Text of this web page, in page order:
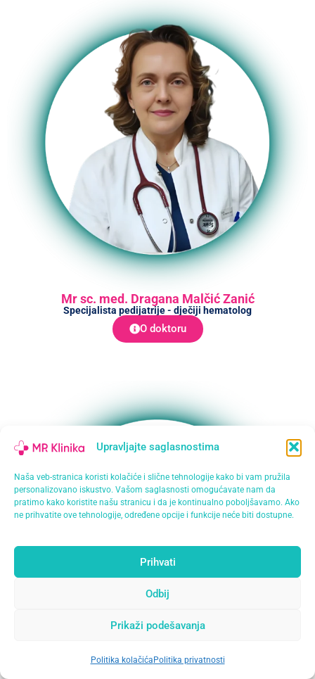
Upravljajte saglasnostima
Naša veb-stranica koristi kolačiće i slične tehnologije kako bi vam pružila
personalizovano iskustvo. Vašom saglasnosti omogućavate nam da
pratimo kako koristite našu stranicu i da je kontinualno poboljšavamo. Ako
ne prihvatite ove tehnologije, određene opcije i funkcije neće biti dostupne.
Prihvati
Odbij
Prikaži podešavanja
Politika kolačića Politika privatnosti
Mr sc. med. Dragana Malčić Zanić
Specijalista pedijatrije - dječiji hematolog
O doktoru